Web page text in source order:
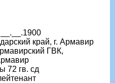
край, г. Армавир
ГВК,
72 гв. сд